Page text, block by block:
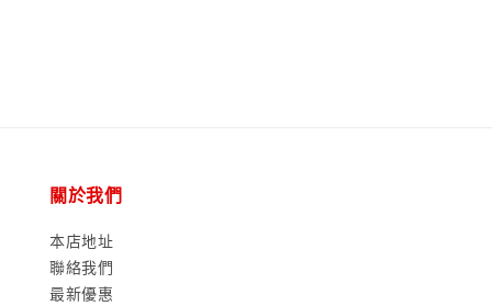
關於我們
本店地址
聯絡我們
最新優惠